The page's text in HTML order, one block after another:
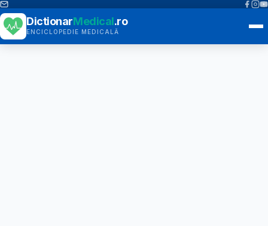
DictionarMedical.ro
ENCICLOPEDIE MEDICALĂ